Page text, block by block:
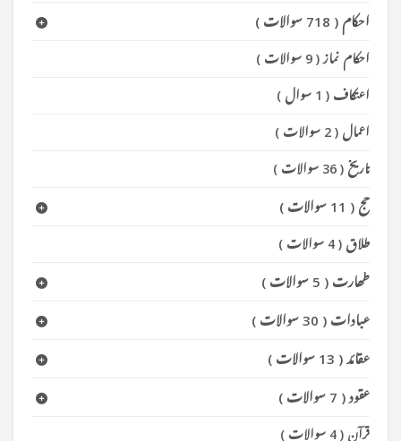
احکام ( 718 سوالات )
احکام نماز( 9 سوالات )
اعتکاف ( 1 سوال )
اعمال ( 2 سوالات )
تاریخ ( 36 سوالات )
حج ( 11 سوالات )
طلاق ( 4 سوالات )
طھارت ( 5 سوالات )
عبادات ( 30 سوالات )
عقائد( 13 سوالات )
عقود ( 7 سوالات )
قرآن ( 4 سوالات )